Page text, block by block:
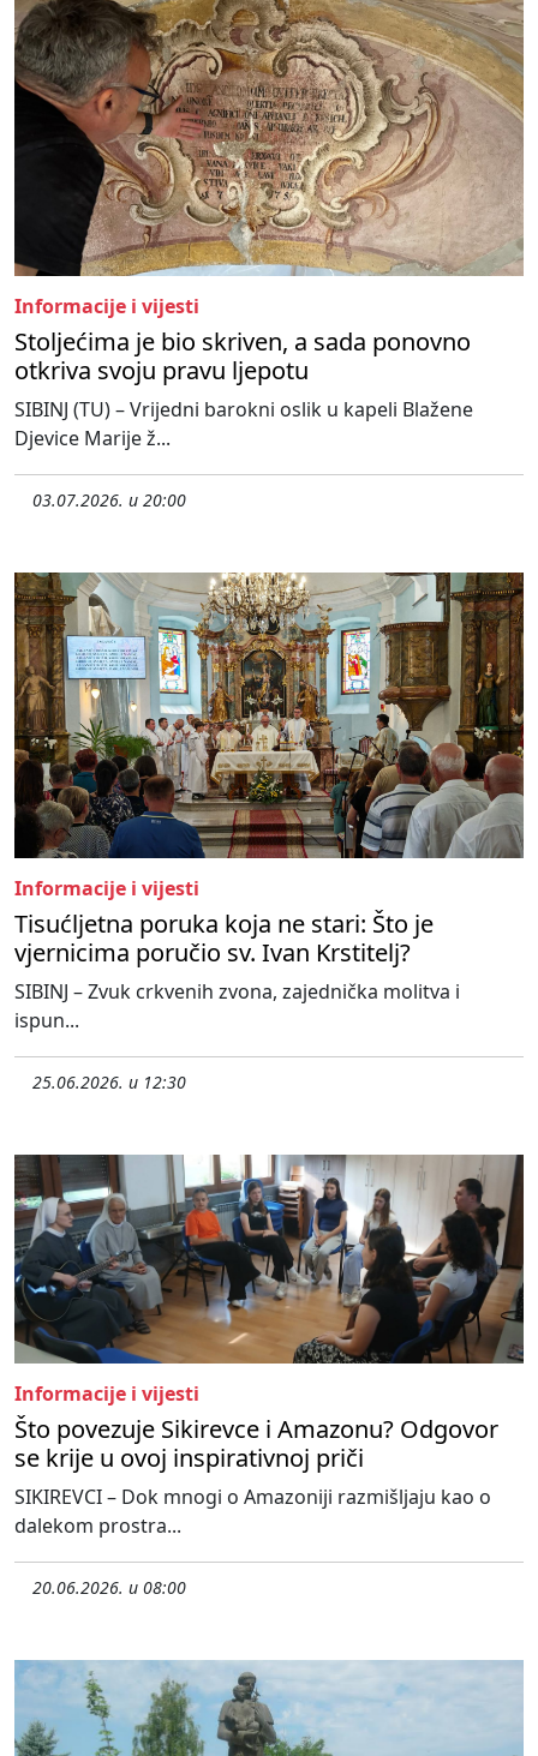
Informacije i vijesti
Stoljećima je bio skriven, a sada ponovno
otkriva svoju pravu ljepotu
SIBINJ (TU) – Vrijedni barokni oslik u kapeli Blažene
Djevice Marije ž...
03.07.2026. u 20:00
Informacije i vijesti
Tisućljetna poruka koja ne stari: Što je
vjernicima poručio sv. Ivan Krstitelj?
SIBINJ – Zvuk crkvenih zvona, zajednička molitva i
ispun...
25.06.2026. u 12:30
Informacije i vijesti
Što povezuje Sikirevce i Amazonu? Odgovor
se krije u ovoj inspirativnoj priči
SIKIREVCI – Dok mnogi o Amazoniji razmišljaju kao o
dalekom prostra...
20.06.2026. u 08:00